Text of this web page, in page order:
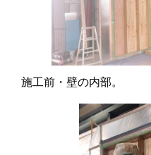
施工前・壁の内部。